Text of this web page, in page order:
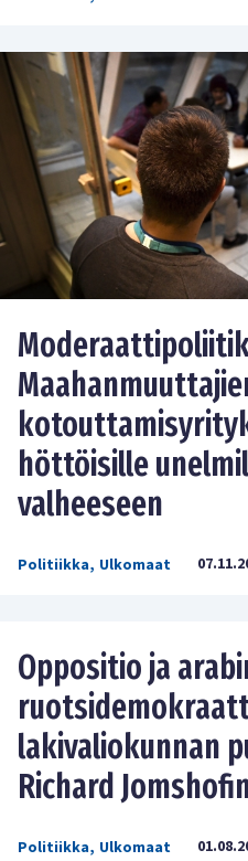
höttöisille
valheeseen
Politiikka, Ulkomaat
Oppositio ja
lakivaliokunnan
Richard
Politiikka, Ulkomaat